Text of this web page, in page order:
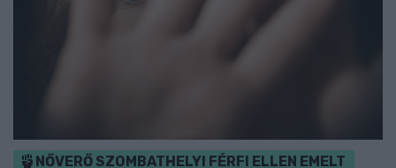
NŐVERŐ SZOMBATHELYI FÉRFI ELLEN EMELT